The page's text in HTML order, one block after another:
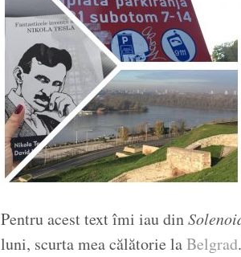
Pentru acest text îmi iau din
luni, scurta mea călătorie laBelgrad